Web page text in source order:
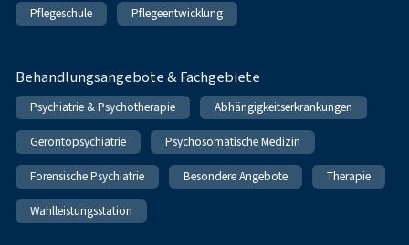
Pflegeschule Pflegeentwicklung
Behandlungsangebote & Fachgebiete
Psychiatrie & Psychotherapie Abhängigkeitserkrankungen
Gerontopsychiatrie Psychosomatische Medizin
Forensische Psychiatrie Besondere Angebote Therapie
Wahlleistungsstation